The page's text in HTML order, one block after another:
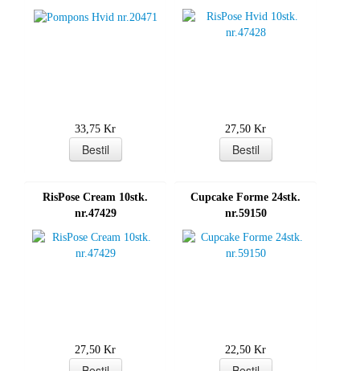
33,75 Kr 27,50 Kr
RisPose Cream 10stk.
nr.47429
27,50 Kr
Cupcake Forme 24stk.
nr.59150
22,50 Kr